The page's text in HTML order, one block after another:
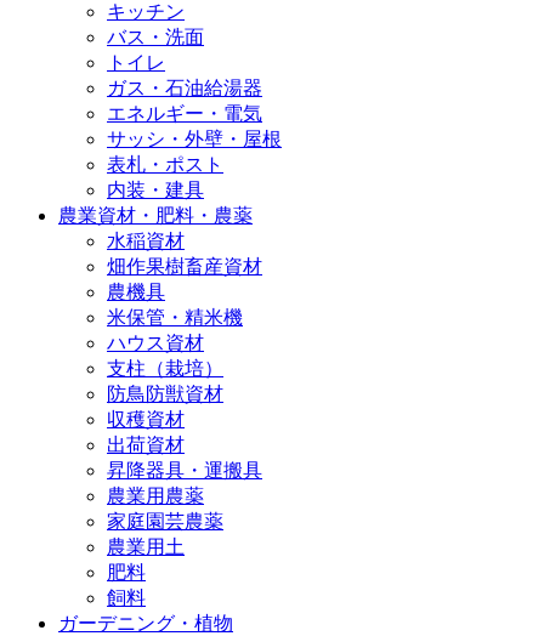
キッチン
バス・洗面
トイレ
ガス・石油給湯器
エネルギー・電気
サッシ・外壁・屋根
表札・ポスト
内装・建具
農業資材・肥料・農薬
水稲資材
畑作果樹畜産資材
農機具
米保管・精米機
ハウス資材
支柱（栽培）
防鳥防獣資材
収穫資材
出荷資材
昇降器具・運搬具
農業用農薬
家庭園芸農薬
農業用土
肥料
飼料
ガーデニング・植物